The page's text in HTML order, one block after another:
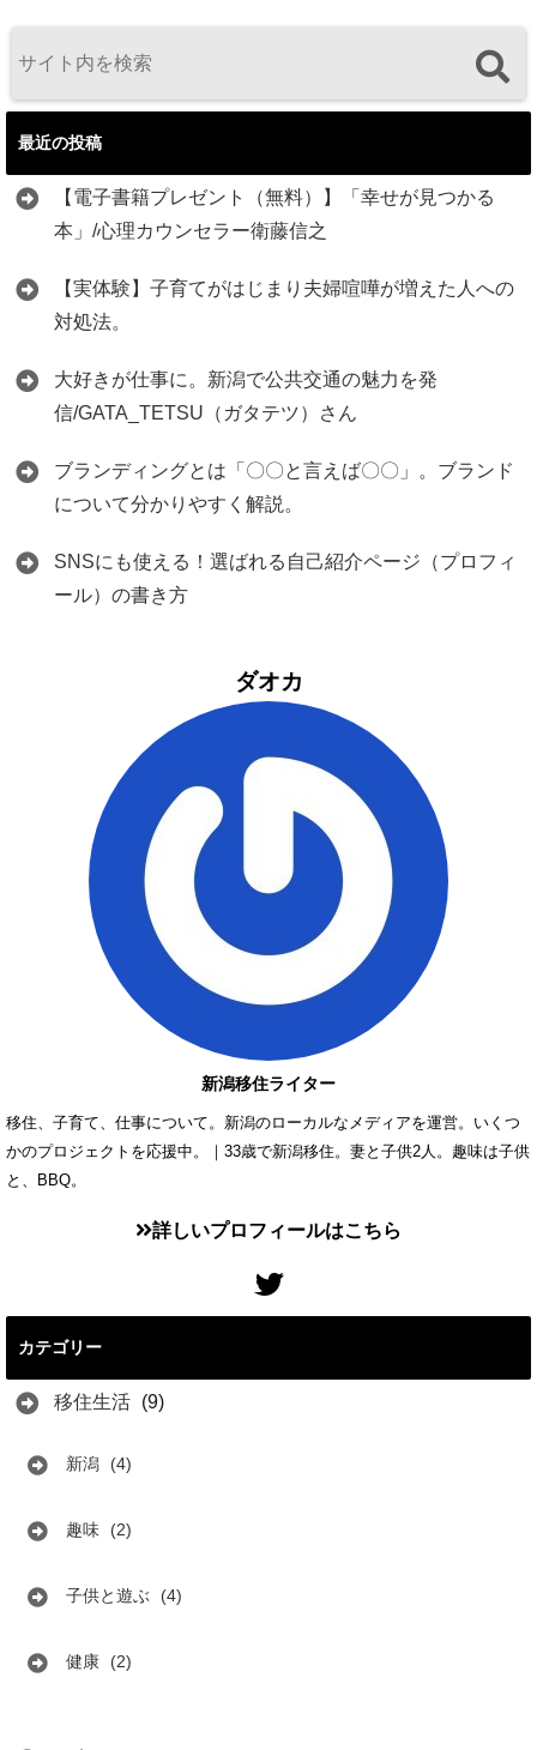
最近の投稿
【電子書籍プレゼント（無料）】「幸せが見つかる
本」/心理カウンセラー衛藤信之
【実体験】子育てがはじまり夫婦喧嘩が増えた人への
対処法。
大好きが仕事に。新潟で公共交通の魅力を発
信/GATA_TETSU（ガタテツ）さん
ブランディングとは「〇〇と言えば〇〇」。ブランド
について分かりやすく解説。
SNSにも使える！選ばれる自己紹介ページ（プロフィ
ール）の書き方
ダオカ
新潟移住ライター
移住、子育て、仕事について。新潟のローカルなメディアを運営。いくつ
かのプロジェクトを応援中。｜33歳で新潟移住。妻と子供2人。趣味は子供
と、BBQ。
詳しいプロフィールはこちら
カテゴリー
移住生活 (9)
新潟 (4)
趣味 (2)
子供と遊ぶ (4)
健康 (2)